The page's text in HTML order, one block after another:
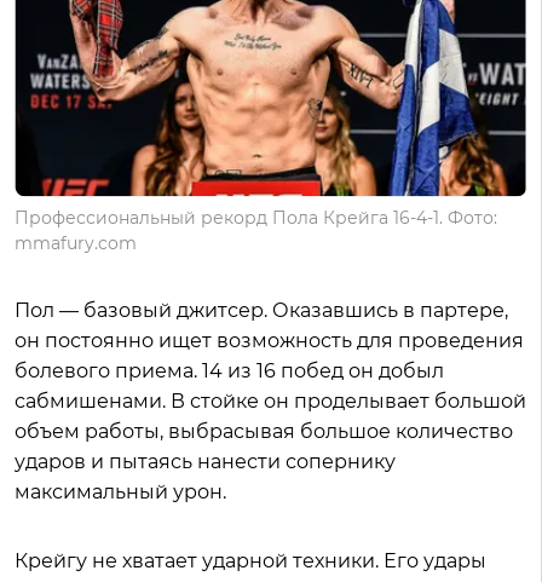
Профессиональный рекорд Пола Крейга 16-4-1. Фото:
mmafury.com
Пол — базовый джитсер. Оказавшись в партере,
он постоянно ищет возможность для проведения
болевого приема. 14 из 16 побед он добыл
сабмишенами. В стойке он проделывает большой
объем работы, выбрасывая большое количество
ударов и пытаясь нанести сопернику
максимальный урон.
Крейгу не хватает ударной техники. Его удары